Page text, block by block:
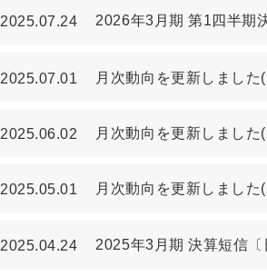
2025.07.24 2026年3月期 第1四半期
2025.07.01 月次動向を更新しまし
2025.06.02 月次動向を更新しまし
2025.05.01 月次動向を更新しまし
2025.04.24 2025年3月期 決算短信